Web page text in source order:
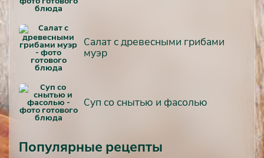
Салат с древесными грибами
муэр
Суп со снытью и фасолью
Популярные рецепты